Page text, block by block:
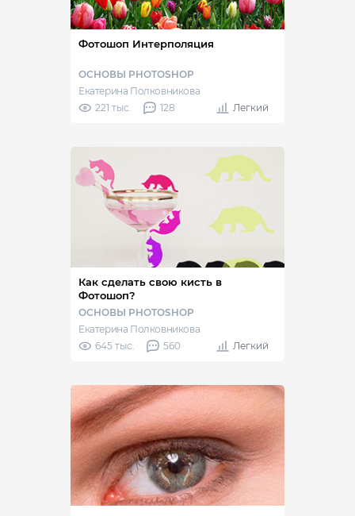
Фотошоп Интерполяция
ОСНОВЫ PHOTOSHOP
Екатерина Полковникова
221 тыс.
128 Легкий
Как сделать свою кисть в
Фотошоп?
ОСНОВЫ PHOTOSHOP
Екатерина Полковникова
645 тыс.
560 Легкий